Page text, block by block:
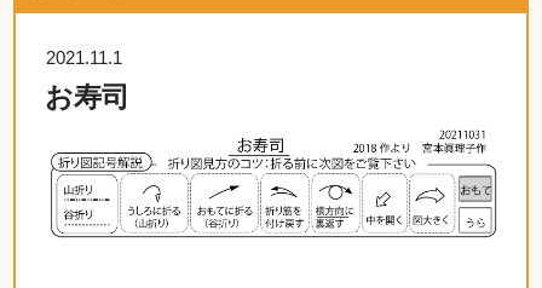
2021.11.1
お寿司